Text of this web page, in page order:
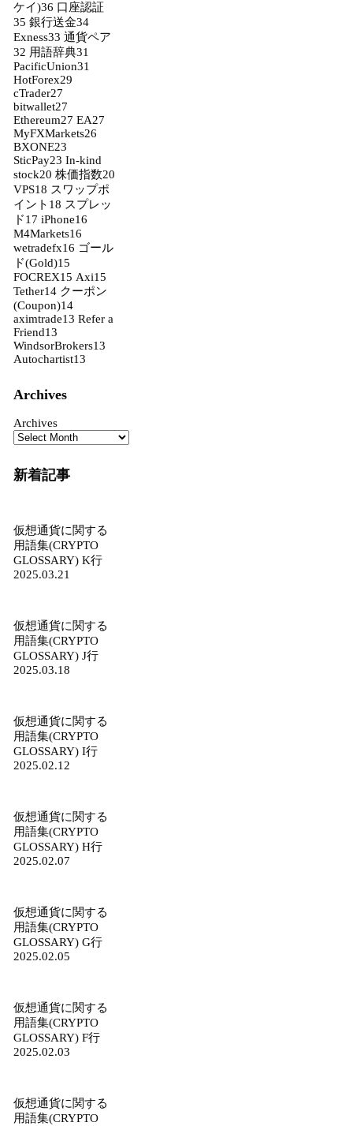
ケイ)36 口座認証
35 銀行送金34
Exness33 通貨ペア
32 用語辞典31
PacificUnion31
HotForex29
cTrader27
bitwallet27
Ethereum27 EA27
MyFXMarkets26
BXONE23
SticPay23 In-kind
stock20 株価指数20
VPS18 スワップポ
イント 18 スプレッ
ド17 iPhone16
M4Markets16
wetradefx16 ゴール
ド(Gold)15
FOCREX15 Axi15
Tether14 クーポン
(Coupon)14
aximtrade13 Refer a
Friend13
WindsorBrokers13
Autochartist13
Archives
Archives
新着記事
仮想通貨に関する
用語集(CRYPTO
GLOSSARY) K行
2025.03.21
仮想通貨に関する
用語集(CRYPTO
GLOSSARY) J行
2025.03.18
仮想通貨に関する
用語集(CRYPTO
GLOSSARY) I行
2025.02.12
仮想通貨に関する
用語集(CRYPTO
GLOSSARY) H行
2025.02.07
仮想通貨に関する
用語集(CRYPTO
GLOSSARY) G行
2025.02.05
仮想通貨に関する
用語集(CRYPTO
GLOSSARY) F行
2025.02.03
仮想通貨に関する
用語集(CRYPTO